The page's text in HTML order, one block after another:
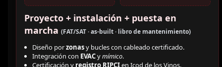
Proyecto + instalación + puesta en
marcha (FAT/SAT · as-built · libro de mantenimiento)
Diseño porzonasy bucles con cableado certificado.
Integración con EVACymímico.
Certificación y registro RIPCIen Icod de los Vinos.